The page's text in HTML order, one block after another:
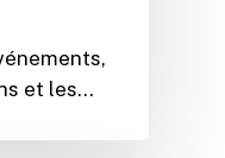
et les…